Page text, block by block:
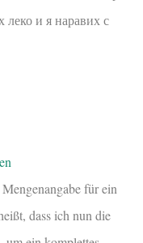
и я наравих с
für ein
dass ich nun die